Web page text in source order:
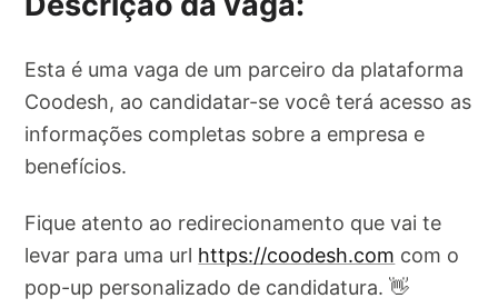
Esta é uma vaga de um parceiro da plataforma
Coodesh, ao candidatar-se você terá acesso as
informações completas sobre a empresa e
benefícios.
Fique atento ao redirecionamento que vai te
levar para uma url https://coodesh.com com o
pop-up personalizado de candidatura. 👋